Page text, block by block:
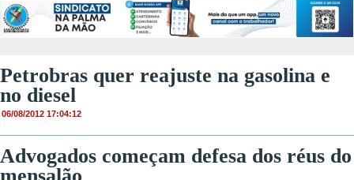
Petrobras quer reajuste na gasolina e
no diesel
06/08/2012 17:04:12
Advogados começam defesa dos réus do